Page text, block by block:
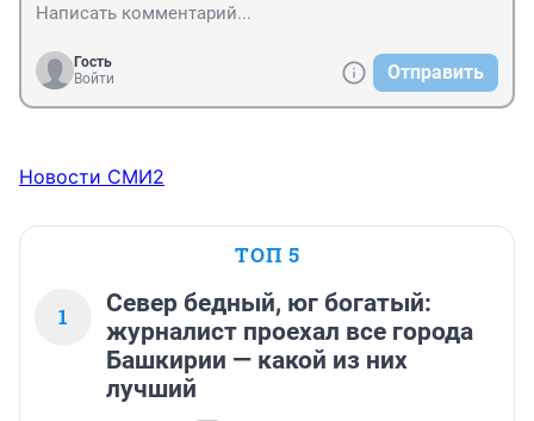
Гость
Войти
Отправить
Новости СМИ2
ТОП 5
1
Север бедный, юг богатый:
журналист проехал все города
Башкирии — какой из них
лучший